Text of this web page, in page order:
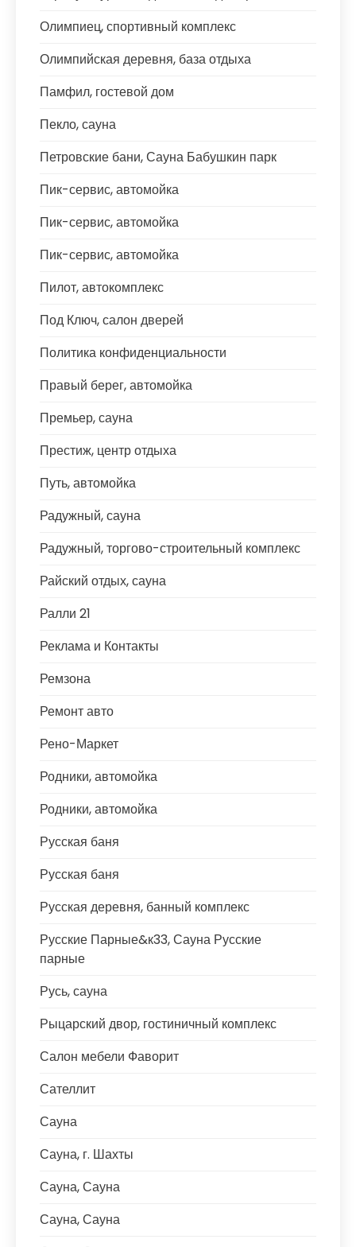
Олимпиец, спортивный комплекс
Олимпийская деревня, база отдыха
Памфил, гостевой дом
Пекло, сауна
Петровские бани, Сауна Бабушкин парк
Пик-сервис, автомойка
Пик-сервис, автомойка
Пик-сервис, автомойка
Пилот, автокомплекс
Под Ключ, салон дверей
Политика конфиденциальности
Правый берег, автомойка
Премьер, сауна
Престиж, центр отдыха
Путь, автомойка
Радужный, сауна
Радужный, торгово-строительный комплекс
Райский отдых, сауна
Ралли 21
Реклама и Контакты
Ремзона
Ремонт авто
Рено-Маркет
Родники, автомойка
Родники, автомойка
Русская баня
Русская баня
Русская деревня, банный комплекс
Русские Парные&к33, Сауна Русские
парные
Русь, сауна
Рыцарский двор, гостиничный комплекс
Салон мебели Фаворит
Сателлит
Сауна
Сауна, г. Шахты
Сауна, Сауна
Сауна, Сауна